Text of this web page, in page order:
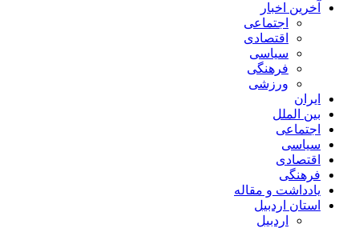
آخرین اخبار
اجتماعی
اقتصادی
سیاسی
فرهنگی
ورزشی
ایران
بین الملل
اجتماعی
سیاسی
اقتصادی
فرهنگی
یادداشت و مقاله
استان اردبیل
اردبیل